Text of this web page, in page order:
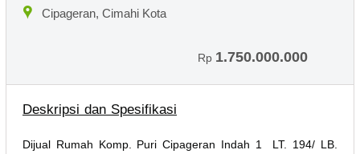
Cipageran, Cimahi Kota
Rp 1.750.000.000
Deskripsi dan Spesifikasi
Dijual Rumah Komp. Puri Cipageran Indah 1 LT. 194/ LB.